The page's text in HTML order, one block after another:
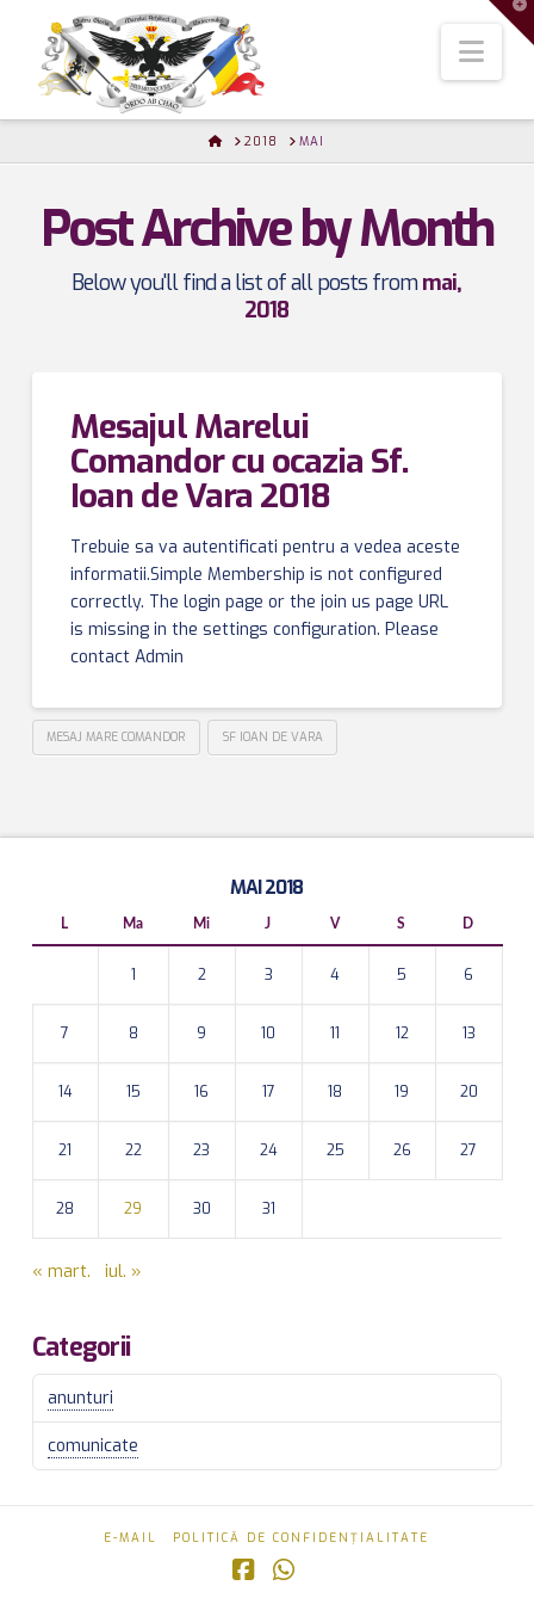
HOME2018 MAI
Post Archive by Month
Below you'll find a list of all posts frommai,
2018
Mesajul Marelui
Comandor cu ocazia Sf.
Ioan de Vara 2018
Trebuie sa va autentificati pentru a vedea aceste
informatii.Simple Membership is not configured
correctly. The login page or the join us page URL
is missing in the settings configuration. Please
contact Admin
MESAJ MARE COMANDOR SF IOAN DE VARA
MAI 2018
L Ma Mi J V S D
1 2 3 4 5 6
7 8 9 10 11 12 13
14 15 16 17 18 19 20
21 22 23 24 25 26 27
28 29 30 31
« mart. iul. »
Categorii
anunturi
comunicate
E-MAIL POLITICĂ DE CONFIDENȚIALITATE